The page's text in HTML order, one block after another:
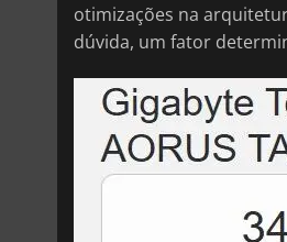
otimizações na
dúvida, um fator